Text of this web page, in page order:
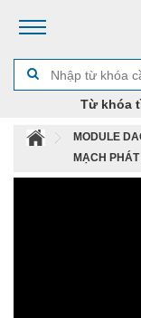
Từ khóa
MODULE
MẠCH